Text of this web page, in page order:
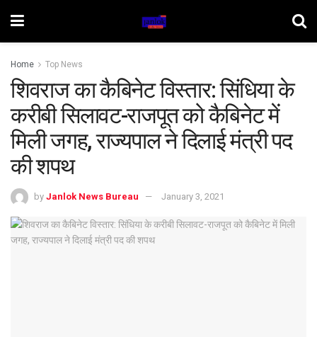
Home Top News
शिवराज का कैबिनेट विस्तार: सिंधिया के
करीबी सिलावट-राजपूत को कैबिनेट में
मिली जगह, राज्यपाल ने दिलाई मंत्री पद
की शपथ
by Janlok News Bureau January 3, 2021